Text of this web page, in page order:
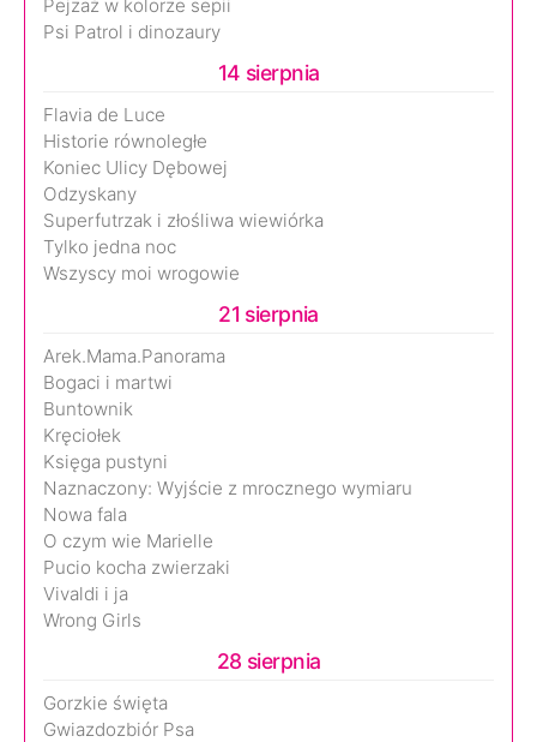
Pejzaż w kolorze sepii
Psi Patrol i dinozaury
14 sierpnia
Flavia de Luce
Historie równoległe
Koniec Ulicy Dębowej
Odzyskany
Superfutrzak i złośliwa wiewiórka
Tylko jedna noc
Wszyscy moi wrogowie
21 sierpnia
Arek.Mama.Panorama
Bogaci i martwi
Buntownik
Kręciołek
Księga pustyni
Naznaczony: Wyjście z mrocznego wymiaru
Nowa fala
O czym wie Marielle
Pucio kocha zwierzaki
Vivaldi i ja
Wrong Girls
28 sierpnia
Gorzkie święta
Gwiazdozbiór Psa